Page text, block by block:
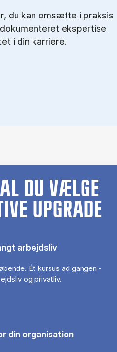
du kan omsætte i praksis
ekspertise
i din karriere.
DU VÆLGE
UPGRADE
arbejdsliv
Ét kursus ad gangen -
og privatliv.
din organisation